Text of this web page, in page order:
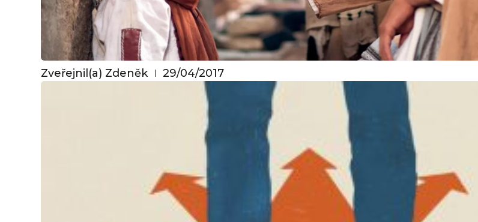
Zveřejnil(a) Zdeněk 29/04/2017